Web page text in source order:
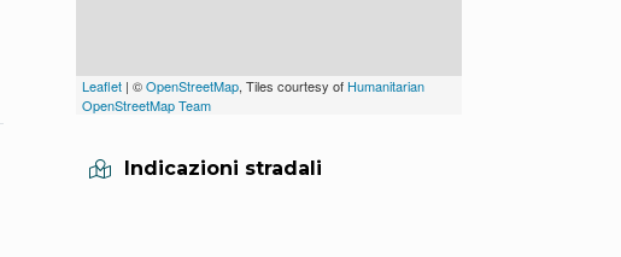
Leaflet | ©OpenStreetMap, Tiles courtesy of Humanitarian
OpenStreetMap Team
Indicazioni stradali